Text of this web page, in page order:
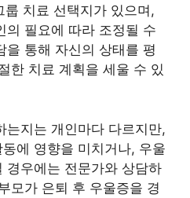
치료 선택지가 있으며,
의 필요에 따라 조정될 수
을 통해 자신의 상태를 평
한 치료 계획을 세울 수 있
는지는 개인마다 다르지만,
에 영향을 미치거나, 우울
경우에는 전문가와 상담하
모가 은퇴 후 우울증을 경